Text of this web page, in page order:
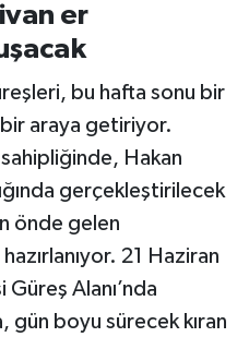
er
bu hafta sonu bir
araya getiriyor.
Hakan
gerçekleştirilecek
önde gelen
21 Haziran
Güreş Alanı’nda
gün boyu sürecek kıran